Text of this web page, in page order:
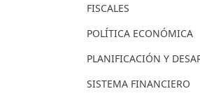
FISCALES
POLÍTICA ECONÓMICA
PLANIFICACIÓN Y
SISTEMA FINANCIERO